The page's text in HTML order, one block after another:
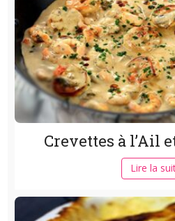
Crevettes à l’Ail
Lire la